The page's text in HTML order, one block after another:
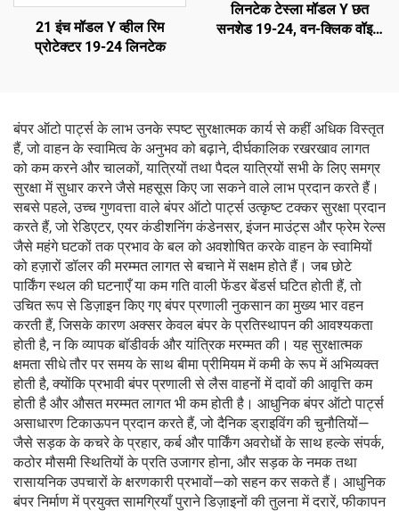
21 इंच मॉडल Y व्हील रिम
प्रोटेक्टर 19-24 लिनटेक
लिनटेक टेस्ला मॉडल Y छत
सनशेड 19-24, वन-क्लिक वॉइस
बंपर ऑटो पार्ट्स के लाभ उनके स्पष्ट सुरक्षात्मक कार्य से कहीं अधिक विस्तृत
हैं, जो वाहन के स्वामित्व के अनुभव को बढ़ाने, दीर्घकालिक रखरखाव लागत
को कम करने और चालकों, यात्रियों तथा पैदल यात्रियों सभी के लिए समग्र
सुरक्षा में सुधार करने जैसे महसूस किए जा सकने वाले लाभ प्रदान करते हैं।
सबसे पहले, उच्च गुणवत्ता वाले बंपर ऑटो पार्ट्स उत्कृष्ट टक्कर सुरक्षा प्रदान
करते हैं, जो रेडिएटर, एयर कंडीशनिंग कंडेनसर, इंजन माउंट्स और फ्रेम रेल्स
जैसे महंगे घटकों तक प्रभाव के बल को अवशोषित करके वाहन के स्वामियों
को हज़ारों डॉलर की मरम्मत लागत से बचाने में सक्षम होते हैं। जब छोटे
पार्किंग स्थल की घटनाएँ या कम गति वाली फेंडर बेंडर्स घटित होती हैं, तो
उचित रूप से डिज़ाइन किए गए बंपर प्रणाली नुकसान का मुख्य भार वहन
करती हैं, जिसके कारण अक्सर केवल बंपर के प्रतिस्थापन की आवश्यकता
होती है, न कि व्यापक बॉडीवर्क और यांत्रिक मरम्मत की। यह सुरक्षात्मक
क्षमता सीधे तौर पर समय के साथ बीमा प्रीमियम में कमी के रूप में अभिव्यक्त
होती है, क्योंकि प्रभावी बंपर प्रणाली से लैस वाहनों में दावों की आवृत्ति कम
होती है और औसत मरम्मत लागत भी कम होती है। आधुनिक बंपर ऑटो पार्ट्स
असाधारण टिकाऊपन प्रदान करते हैं, जो दैनिक ड्राइविंग की चुनौतियों—
जैसे सड़क के कचरे के प्रहार, कर्ब और पार्किंग अवरोधों के साथ हल्के संपर्क,
कठोर मौसमी स्थितियों के प्रति उजागर होना, और सड़क के नमक तथा
रासायनिक उपचारों के क्षरणकारी प्रभावों—को सहन कर सकते हैं। आधुनिक
बंपर निर्माण में प्रयुक्त सामग्रियाँ पुराने डिज़ाइनों की तुलना में दरारें, फीकापन